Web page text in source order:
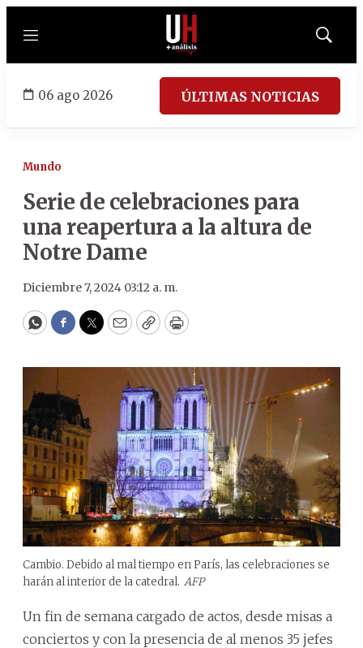
Menú
Mostrar
06 ago 2026 ÚLTIMAS NOTICIAS
Mundo
Serie de celebraciones para
una reapertura a la altura de
Notre Dame
Diciembre 7, 2024 03:12 a. m.
WhatsApp
Facebook
Twitter
EmailCopyPrint
Cambio. Debido al mal tiempo en París, las celebraciones se
harán al interior de la catedral. AFP
Un fin de semana cargado de actos, desde misas a
conciertos y con la presencia de al menos 35 jefes